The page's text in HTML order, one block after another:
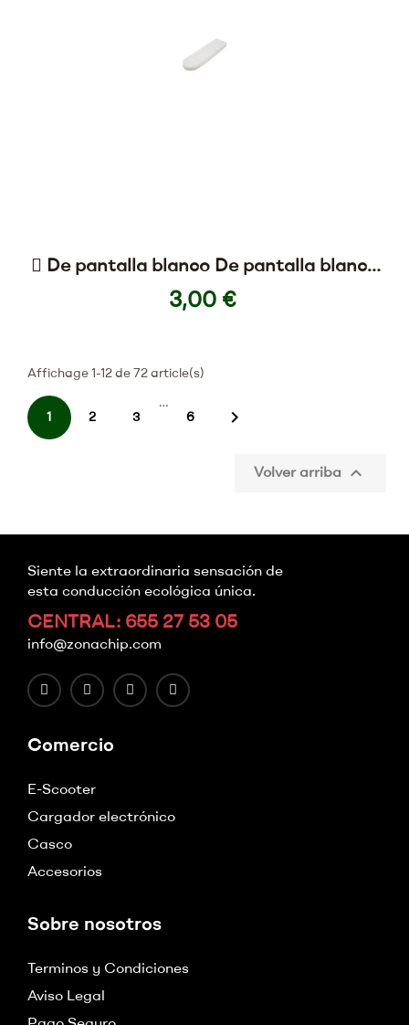
 De pantalla blanco De pantalla blanco
De pantalla blanco...
3,00 €
Affichage 1-12 de 72 article(s)
1 2 3
…
6

Volver arriba 
Siente la extraordinaria sensación de
esta conducción ecológica única.
CENTRAL: 655 27 53 05
info@zonachip.com
Comercio
E-Scooter
Cargador electrónico
Casco
Accesorios
Sobre nosotros
Terminos y Condiciones
Aviso Legal